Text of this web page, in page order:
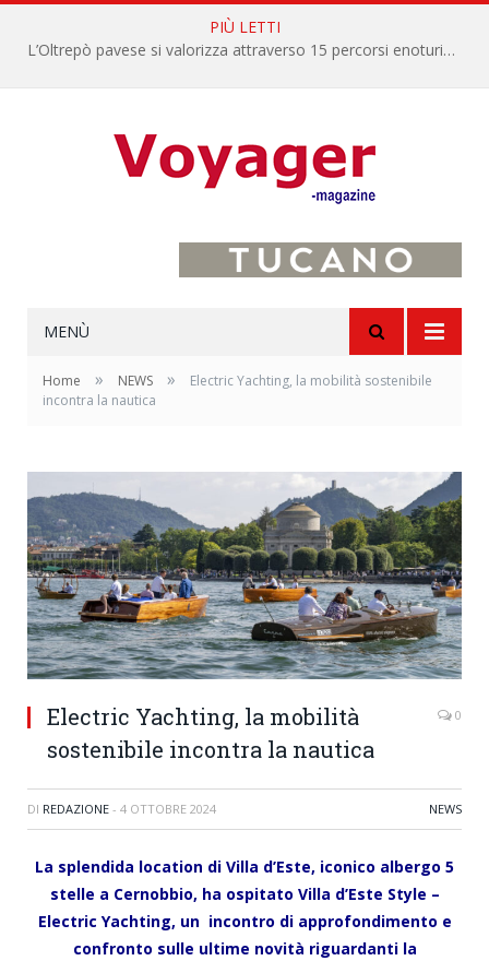
PIÙ LETTI
L’Oltrepò pavese si valorizza attraverso 15 percorsi enoturistici
MENÙ
Home » NEWS »
Electric Yachting, la mobilità sostenibile
incontra la nautica
Electric Yachting, la mobilità
sostenibile incontra la nautica
0
DI REDAZIONE - 4 OTTOBRE 2024 NEWS
La splendida location di Villa d’Este, iconico albergo 5
stelle a Cernobbio, ha ospitato Villa d’Este Style –
Electric Yachting, un incontro di approfondimento e
confronto sulle ultime novità riguardanti la